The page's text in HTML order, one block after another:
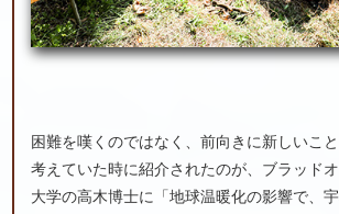
困難を嘆くのではなく、前向きに新しいこ
考えていた時に紹介されたのが、ブラッド
大学の高木博士に「地球温暖化の影響で、